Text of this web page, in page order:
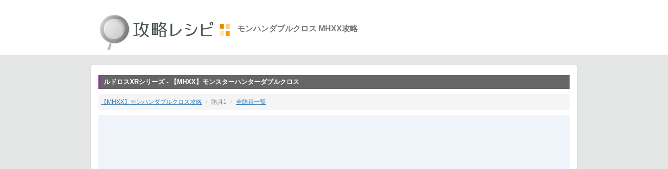
モンハンダブルクロス MHXX攻略
ルドロスXRシリーズ - 【MHXX】モンスターハンターダブルクロス
【MHXX】モンハンダブルクロス攻略 防具1 全防具一覧